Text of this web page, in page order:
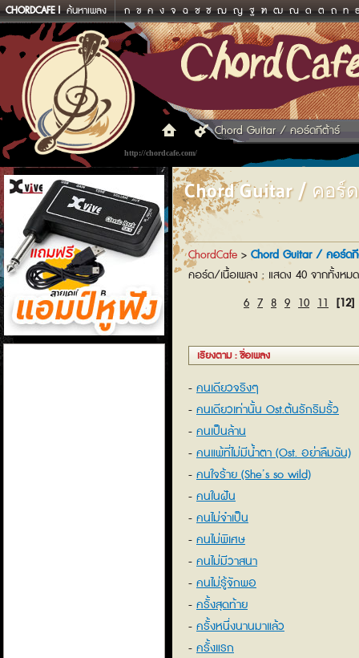
CHORDCAFE ค้นหาเพลง ก ข ค ง จ ฉ ช ซ ฌ ญ ฐ ฑ ฒ ณ ด ต ถ ท
http://chordcafe.com/
Chord Guitar / คอร์ดกีต้าร์
แอมป์หูฟัง
Chord Guitar / คอร์
ChordCafe > Chord Guitar / คอร์ด
คอร์ด/เนื้อเพลง : แสดง 40 จากทั้งหม
6 7 8 9 10 11 [12]
เรียงตาม : ชื่อเพลง
คนเดียวจริงๆ
คนเดียวเท่านั้น Ost.ต้นรักริมรั้ว
คนเป็นล้าน
คนแพ้ที่ไม่มีน้ำตา (Ost. อย่าลืมฉัน)
คนใจร้าย (She’s so wild)
คนในฝัน
คนไม่จำเป็น
คนไม่พิเศษ
คนไม่มีวาสนา
คนไม่รู้จักพอ
ครั้งสุดท้าย
ครั้งหนึ่งนานมาแล้ว
ครั้งแรก